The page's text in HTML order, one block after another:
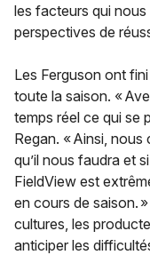
les facteurs qui
perspectives de
Les Ferguson ont
toute la saison. «
temps réel ce qui se
Regan. « Ainsi,
qu’il nous faudra et
FieldView est
en cours de saison.
cultures, les
anticiper les